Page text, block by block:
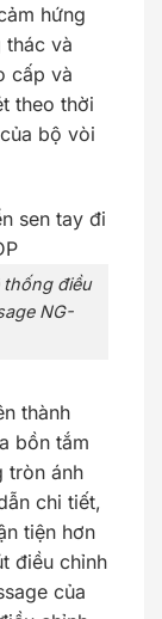
hứng
thác và
cấp và
theo thời
bộ vòi
điều
NG-
thành
bồn tắm
tròn ánh
chi tiết,
tiện hơn
điều chỉnh
của